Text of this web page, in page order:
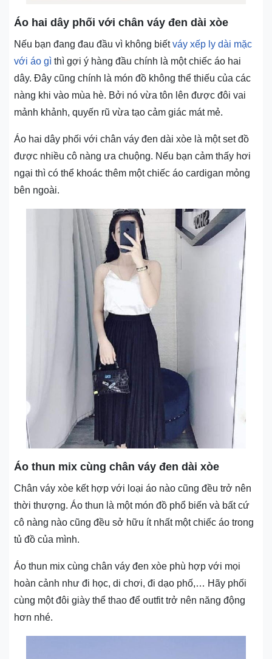
Áo hai dây phối với chân váy đen dài xòe
Nếu bạn đang đau đầu vì không biếtváy xếp ly dài mặc
với áo gì thì gợi ý hàng đầu chính là một chiếc áo hai
dây. Đây cũng chính là món đồ không thể thiếu của các
nàng khi vào mùa hè. Bởi nó vừa tôn lên được đôi vai
mảnh khảnh, quyến rũ vừa tạo cảm giác mát mẻ.
Áo hai dây phối với chân váy đen dài xòe là một set đồ
được nhiều cô nàng ưa chuộng. Nếu bạn cảm thấy hơi
ngại thì có thể khoác thêm một chiếc áo cardigan mỏng
bên ngoài.
Áo thun mix cùng chân váy đen dài xòe
Chân váy xòe kết hợp với loại áo nào cũng đều trở nên
thời thượng. Áo thun là một món đồ phổ biến và bất cứ
cô nàng nào cũng đều sở hữu ít nhất một chiếc áo trong
tủ đồ của mình.
Áo thun mix cùng chân váy đen xòe phù hợp với mọi
hoàn cảnh như đi học, di chơi, đi dạo phố,… Hãy phối
cùng một đôi giày thể thao để outfit trở nên năng động
hơn nhé.